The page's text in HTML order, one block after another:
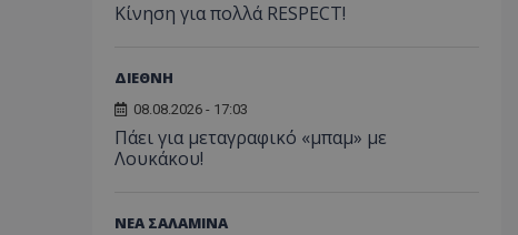
Κίνηση για πολλά RESPECT!
ΔΙΕΘΝΗ
08.08.2026 - 17:03
Πάει για μεταγραφικό «μπαμ» με
Λουκάκου!
ΝΕΑ ΣΑΛΑΜΙΝΑ